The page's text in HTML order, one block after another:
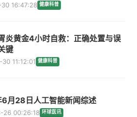
16:47:28 健康科普
炎黄金4小时自救：正确处置与误
键
11:12:01 健康科普
月28日人工智能新闻综述
26 00:26:18 环球医讯